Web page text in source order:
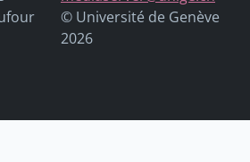
© Université de Genève
2026